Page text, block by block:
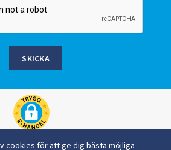
cookies för att ge dig bästa möjliga
SKICKA
AB, Box 54, 296 21 Åhus